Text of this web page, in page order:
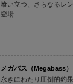
喰い立つ、さらなるレ
登場
メガバス（Megabass
永きにわたり圧倒的釣